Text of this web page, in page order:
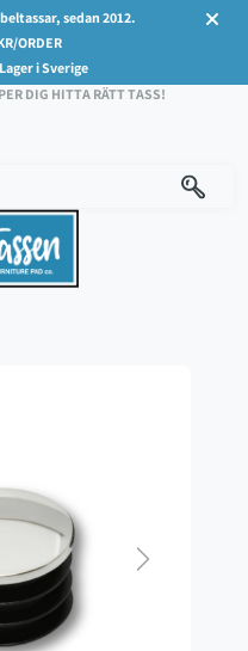
sedan 2012.
ORDER
i Sverige
DIG HITTA RÄTT TASS!
Next